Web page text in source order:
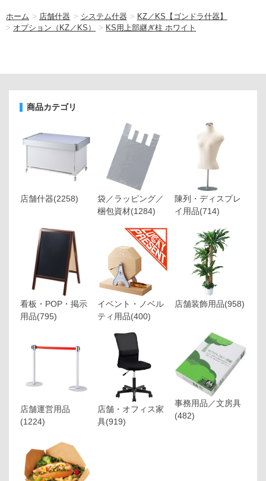
ホーム > 店舗什器 > システム什器 > KZ／KS【ゴンドラ什器】
> オプション（KZ／KS） > KS用上部継ぎ柱 ホワイト
商品カテゴリ
店舗什器(2258)
袋／ラッピング／
梱包資材(1284)
陳列・ディスプレ
イ用品(714)
看板・POP・掲示
用品(795)
イベント・ノベル
ティ用品(400)
店舗装飾用品(958)
店舗運営用品
(1224)
店舗・オフィス家
具(919)
事務用品／文房具
(482)